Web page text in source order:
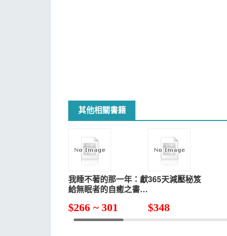
其他相關書籍
我睡不著的那一年：獻
給無眠者的自癒之書，
的不安
$266 ~ 301
365天減壓秘笈
$348